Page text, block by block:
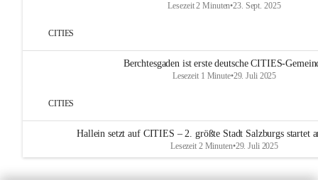
Lesezeit 2 Minuten•23. Sept. 2025
CITIES
Berchtesgaden ist erste deutsche CITIES-
Lesezeit 1 Minute•29. Juli 2025
CITIES
Hallein setzt auf CITIES – 2. größte Stadt Salzburgs startet
Lesezeit 2 Minuten•29. Juli 2025